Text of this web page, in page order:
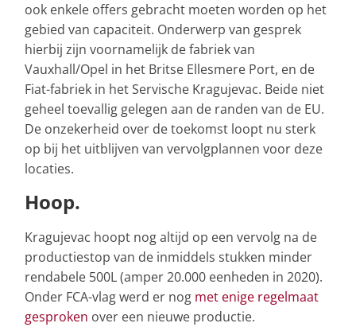
ook enkele offers gebracht moeten worden op het
gebied van capaciteit. Onderwerp van gesprek
hierbij zijn voornamelijk de fabriek van
Vauxhall/Opel in het Britse Ellesmere Port, en de
Fiat-fabriek in het Servische Kragujevac. Beide niet
geheel toevallig gelegen aan de randen van de EU.
De onzekerheid over de toekomst loopt nu sterk
op bij het uitblijven van vervolgplannen voor deze
locaties.
Hoop.
Kragujevac hoopt nog altijd op een vervolg na de
productiestop van de inmiddels stukken minder
rendabele 500L (amper 20.000 eenheden in 2020).
Onder FCA-vlag werd er nog met enige regelmaat
gesproken over een nieuwe productie.